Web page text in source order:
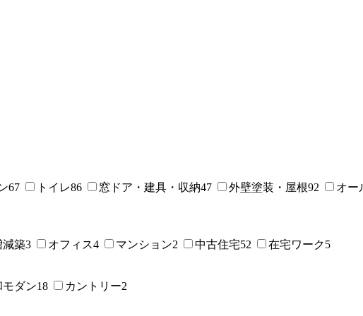
67 トイレ86 窓ドア・建具・収納47 外壁塗装・屋根92 オー
減築3 オフィス4 マンション2 中古住宅52 在宅ワーク5
モダン18 カントリー2